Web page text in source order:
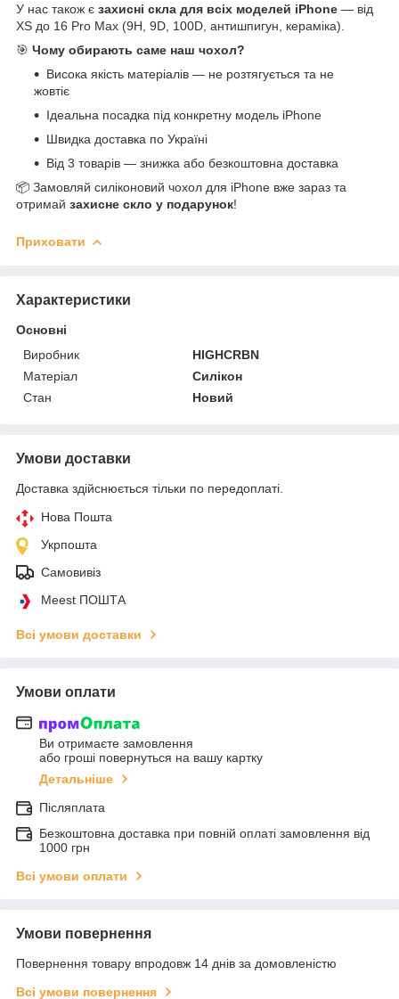
У нас також є захисні скла для всіх моделей iPhone — від
XS до 16 Pro Max (9H, 9D, 100D, антишпигун, кераміка).
🎯 Чому обирають саме наш чохол?
Висока якість матеріалів — не розтягується та не
жовтіє
Ідеальна посадка під конкретну модель iPhone
Швидка доставка по Україні
Від 3 товарів — знижка або безкоштовна доставка
📦 Замовляй силіконовий чохол для iPhone вже зараз та
отримай захисне скло у подарунок!
Приховати
Характеристики
Основні
Виробник
HIGHCRBN
Матеріал
Силікон
Стан
Новий
Умови доставки
Доставка здійснюється тільки по передоплаті.
Нова Пошта
Укрпошта
Самовивіз
Meest ПОШТА
Всі умови доставки
Умови оплати
Ви отримаєте замовлення
або гроші повернуться на вашу картку
Детальніше
Післяплата
Безкоштовна доставка при повній оплаті замовлення від
1000 грн
Всі умови оплати
Умови повернення
Повернення товару впродовж 14 днів за домовленістю
Всі умови повернення